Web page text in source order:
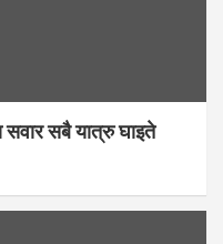
सवार सबै यात्रु घाइते